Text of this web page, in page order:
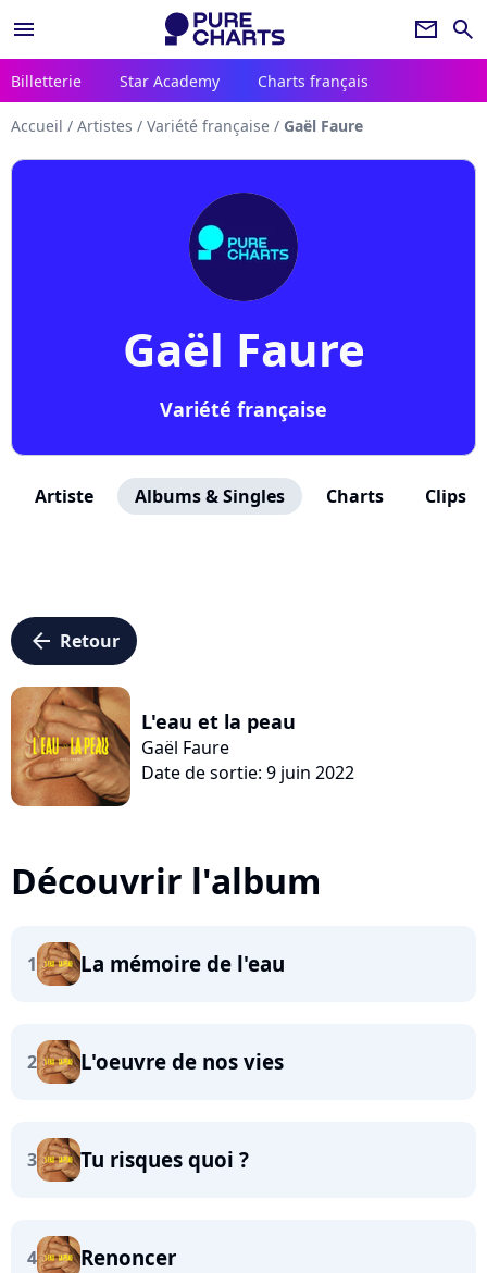
menu newsletter search
Billetterie Star Academy Charts français
Accueil / Artistes / Variété française / Gaël Faure
Gaël Faure
Variété française
Artiste Albums & Singles Charts Clips
arrow_left Retour
L'eau et la peau
Gaël Faure
Date de sortie: 9 juin 2022
Découvrir l'album
1 La mémoire de l'eau
2 L'oeuvre de nos vies
3 Tu risques quoi ?
4 Renoncer